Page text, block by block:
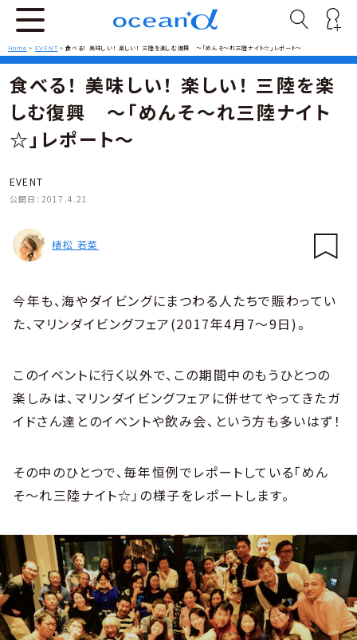
Home > EVENT >食べる！ 美味しい！ 楽しい！ 三陸を楽しむ復興 ～「めんそ〜れ三陸ナイト☆」レポート～
食べる！ 美味しい！ 楽しい！ 三陸を楽
しむ復興 ～「めんそ〜れ三陸ナイト
☆」レポート～
EVENT
公開日： 2017.4.21
植松 若菜
今年も、海やダイビングにまつわる人たちで賑わってい
た、マリンダイビングフェア(2017年4月7～9日)。
このイベントに行く以外で、この期間中のもうひとつの
楽しみは、マリンダイビングフェアに併せてやってきたガ
イドさん達とのイベントや飲み会、という方も多いはず！
その中のひとつで、毎年恒例でレポートしている「めん
そ〜れ三陸ナイト☆」の様子をレポートします。